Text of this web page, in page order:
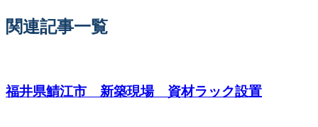
関連記事一覧
福井県鯖江市 新築現場 資材ラック設置